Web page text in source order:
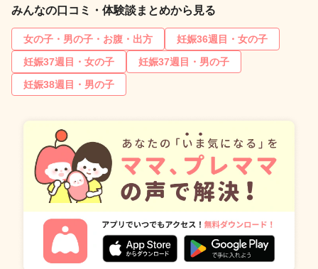
みんなの口コミ・体験談まとめから見る
女の子・男の子・お腹・出方
妊娠36週目・女の子
妊娠37週目・女の子
妊娠37週目・男の子
妊娠38週目・男の子